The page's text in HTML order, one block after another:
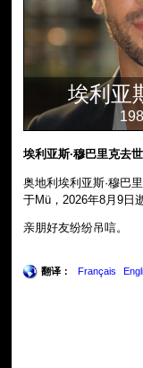
埃利亚
埃利亚斯·穆巴里克去世
奥地利埃利亚斯·穆巴
于Mü，2026年8月9日
亲朋好友纷纷吊唁。
翻译： Français